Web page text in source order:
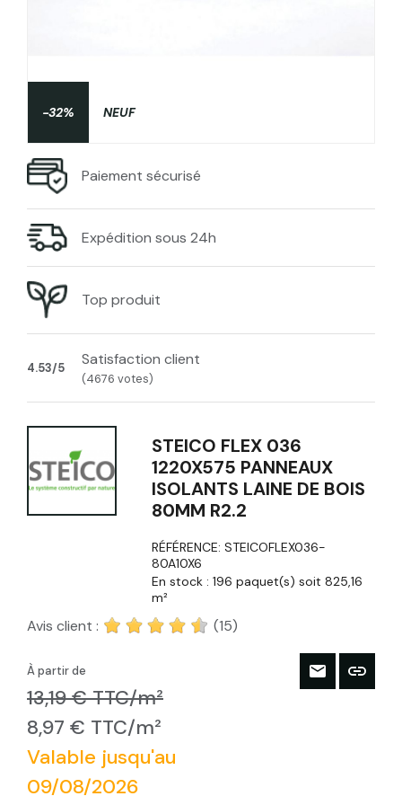
-32% NEUF
Paiement sécurisé
Expédition sous 24h
Top produit
4.53/5 Satisfaction client
(4676 votes)
STEICO FLEX 036
1220X575 PANNEAUX
ISOLANTS LAINE DE BOIS
80MM R2.2
RÉFÉRENCE:STEICOFLEX036-
80A10X6
En stock :196 paquet(s) soit 825,16
m²
Avis client : (15)
À partir de
13,19 € TTC/m²
8,97 € TTC/m²
Valable jusqu'au
09/08/2026